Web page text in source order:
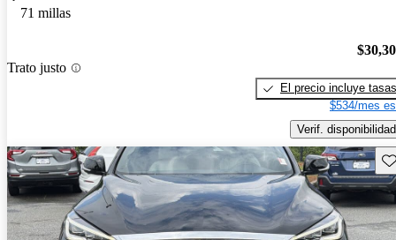
71 millas
Trato justo
El precio incluye tasas
$534/mes
Verif. disponibilidad